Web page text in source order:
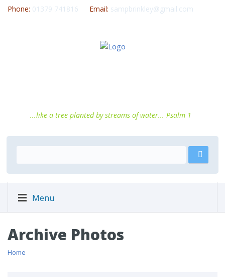
Phone: 01379 741816 Email: sampbrinkley@gmail.com
...like a tree planted by streams of water... Psalm 1
Menu
Archive Photos
Home